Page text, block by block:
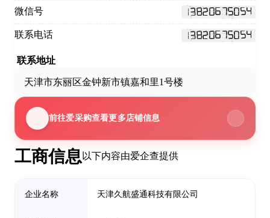
工商信息 以下内容由爱企查提供
企业名称 天津久航盛通科技有限公司
微信号
联系电话
联系地址
天津市东丽区金钟新市镇嘉和里1号楼
前往爱采购查看更多店铺信息